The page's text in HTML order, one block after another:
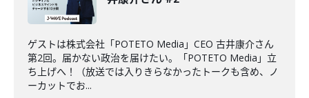
ゲストは株式会社「POTETO Media」CEO 古井康介さん
第2回。届かない政治を届けたい。「POTETO Media」立
ち上げへ！（放送では入りきらなかったトークも含め、ノ
ーカットでお...